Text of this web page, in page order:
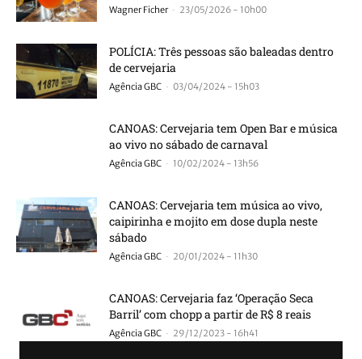
Wagner Ficher - 23/05/2026 - 10h00
POLÍCIA: Três pessoas são baleadas dentro
de cervejaria
Agência GBC - 03/04/2024 - 15h03
CANOAS: Cervejaria tem Open Bar e música
ao vivo no sábado de carnaval
Agência GBC - 10/02/2024 - 13h56
CANOAS: Cervejaria tem música ao vivo,
caipirinha e mojito em dose dupla neste
sábado
Agência GBC - 20/01/2024 - 11h30
CANOAS: Cervejaria faz ‘Operação Seca
Barril’ com chopp a partir de R$ 8 reais
Agência GBC - 29/12/2023 - 16h41